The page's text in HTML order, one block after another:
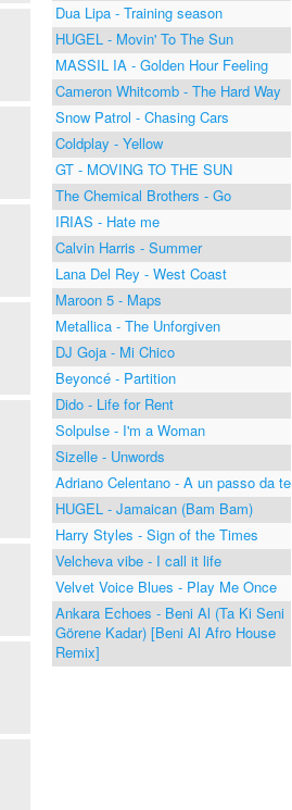
Dua Lipa - Training season
HUGEL - Movin' To The Sun
MASSIL IA - Golden Hour Feeling
Cameron Whitcomb - The Hard Way
Snow Patrol - Chasing Cars
Coldplay - Yellow
GT - MOVING TO THE SUN
The Chemical Brothers - Go
IRIAS - Hate me
Calvin Harris - Summer
Lana Del Rey - West Coast
Maroon 5 - Maps
Metallica - The Unforgiven
DJ Goja - Mi Chico
Beyoncé - Partition
Dido - Life for Rent
Solpulse - I'm a Woman
Sizelle - Unwords
Adriano Celentano - A un passo da te
HUGEL - Jamaican (Bam Bam)
Harry Styles - Sign of the Times
Velcheva vibe - I call it life
Velvet Voice Blues - Play Me Once
Ankara Echoes - Beni Al (Ta Ki Seni
Görene Kadar) [Beni Al Afro House
Remix]